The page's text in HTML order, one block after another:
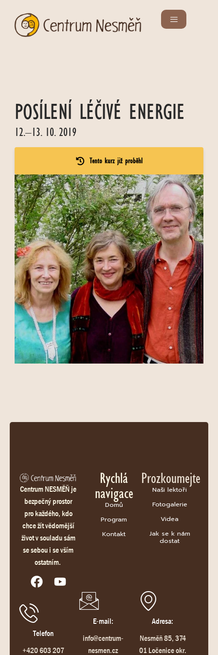
POSÍLENÍ LÉČIVÉ ENERGIE
12.–13. 10. 2019
Tento kurz již proběhl
Centrum NESMĚŇ je
bezpečný prostor
pro každého, kdo
chce žít vědomější
život v souladu sám
se sebou i se vším
ostatním.
Rychlá
navigace
Domů
Program
Kontakt
Prozkoumejte
Naši lektoři
Fotogalerie
Videa
Jak se k nám
dostat
Telefon
+420 603 207
E-mail:
info@centrum-
nesmen.cz
Adresa:
Nesměň 85, 374
01 Ločenice okr.